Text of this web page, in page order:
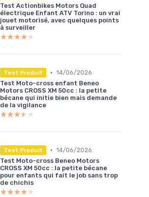
Test Actionbikes Motors Quad
électrique Enfant ATV Torino : un vrai
jouet motorisé, avec quelques points
à surveiller
★★★★★
★★★★★
Test Produit • 14/06/2026
Test Moto-cross enfant Beneo
Motors CROSS XM 50cc : la petite
bécane qui initie bien mais demande
de la vigilance
★★★★★
★★★★★
Test Produit • 14/06/2026
Test Moto-cross Beneo Motors
CROSS XM 50cc : la petite bécane
pour enfants qui fait le job sans trop
de chichis
★★★★★
★★★★★